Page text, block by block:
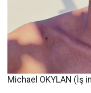
Michael OKYLAN (İş